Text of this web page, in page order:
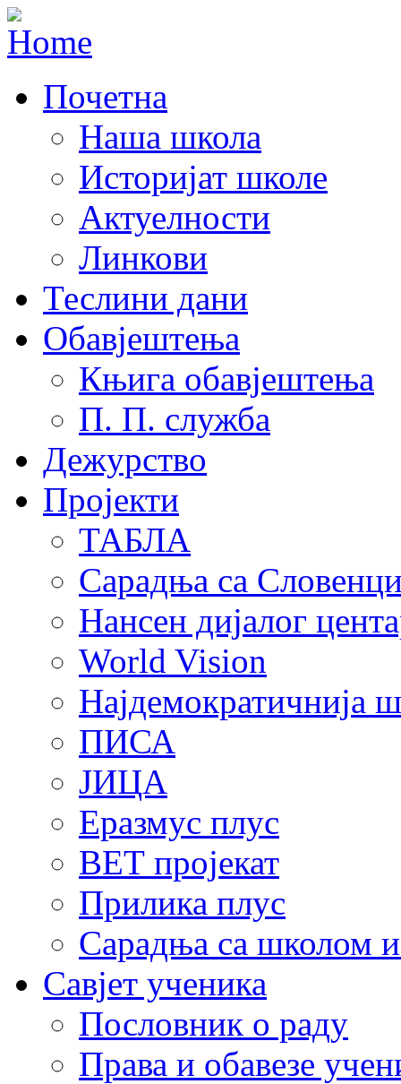
Почетна
Наша школа
Историјат школе
Актуелности
Линкови
Теслини дани
Обавјештења
Књига обавјештења
П. П. служба
Дежурство
Пројекти
ТАБЛА
Сарадња са
Нансен дијалог
World Vision
Најдемократичнија
ПИСА
ЈИЦА
Еразмус плус
ВЕТ пројекат
Прилика плус
Сарадња са школом
Савјет ученика
Пословник о раду
Права и обавезе